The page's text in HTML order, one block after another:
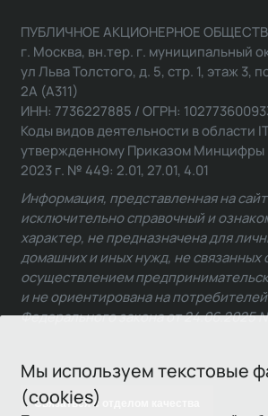
Мы используем текстовые
(cookies)
Связаться с отделом качества
ПУБЛИЧНОЕ АКЦИОНЕРНОЕ
г. Москва, вн.тер. г. муниципальный
ул Льва Толстого, д. 5, стр. 1, этаж 3,
2А (А311)
ИНН: 7736227885 / ОГРН:
Коды видов деятельности в области
утвержденному Приказом Минцифры
2023 г. № 449: 2.01, 27.01, 4.01
Информация, представленная на
исключительно справочный и
характер, не предназначена для
домашних и иных нужд, не связанных
осуществлением
и не ориентирована на
Федерального закона от 24.06.2025